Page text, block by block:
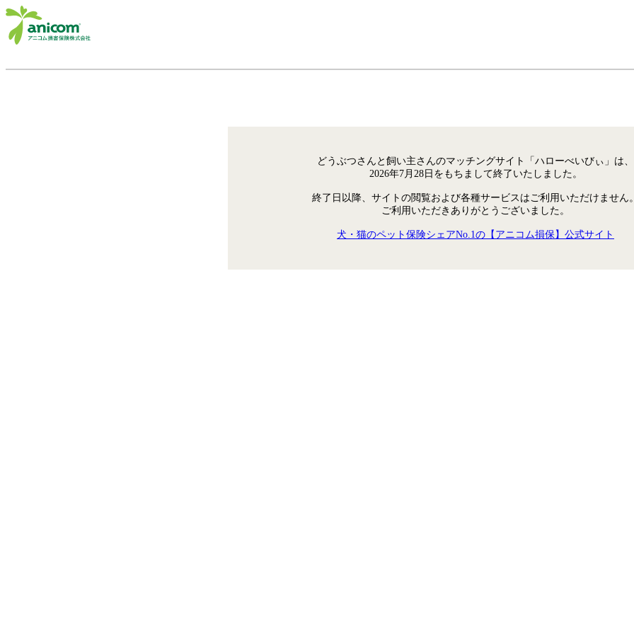
どうぶつさんと飼い主さんのマッチングサイト「ハローべいびぃ」は、
2026年7月28日をもちまして終了いたしました。
終了日以降、サイトの閲覧および各種サービスはご利用いただけません
ご利用いただきありがとうございました。
犬・猫のペット保険シェアNo.1の【アニコム損保】公式サイト